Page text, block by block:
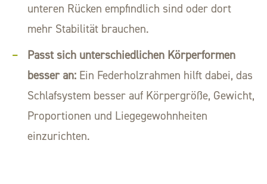
unteren Rücken empfindlich sind oder dort
mehr Stabilität brauchen.
Passt sich unterschiedlichen Körperformen
besser an:Ein Federholzrahmen hilft dabei, das
Schlafsystem besser auf Körpergröße, Gewicht,
Proportionen und Liegegewohnheiten
einzurichten.